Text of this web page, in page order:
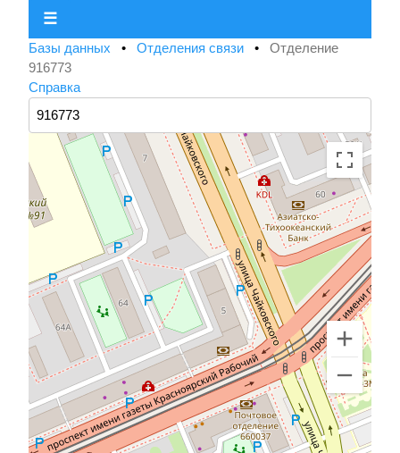
☰
Базы данных • Отделения связи • Отделение
916773
Справка